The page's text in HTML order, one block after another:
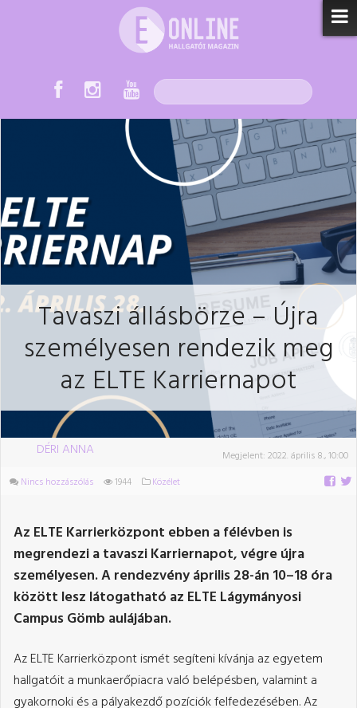
Tavaszi állásbörze – Újra
személyesen rendezik meg
az ELTE Karriernapot
DÉRI ANNA Megjelent: 2022. április 8., 10:00
Nincs hozzászólás 1944 Közélet
Az ELTE Karrierközpont ebben a félévben is
megrendezi a tavaszi Karriernapot, végre újra
személyesen. A rendezvény április 28-án 10–18 óra
között lesz látogatható az ELTE Lágymányosi
Campus Gömb aulájában.
Az ELTE Karrierközpont ismét segíteni kívánja az egyetem
hallgatóit a munkaerőpiacra való belépésben, valamint a
gyakornoki és a pályakezdő pozíciók felfedezésében. Az